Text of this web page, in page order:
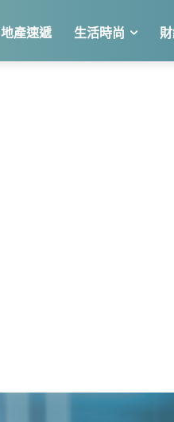
地產速遞 生活時尚